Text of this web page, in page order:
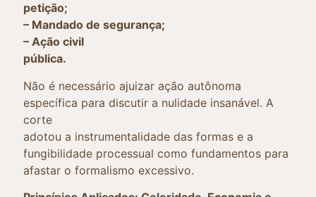
petição;
– Mandado de segurança;
– Ação civil
pública.
Não é necessário ajuizar ação autônoma
específica para discutir a nulidade insanável. A
corte
adotou a instrumentalidade das formas e a
fungibilidade processual como fundamentos para
afastar o formalismo excessivo.